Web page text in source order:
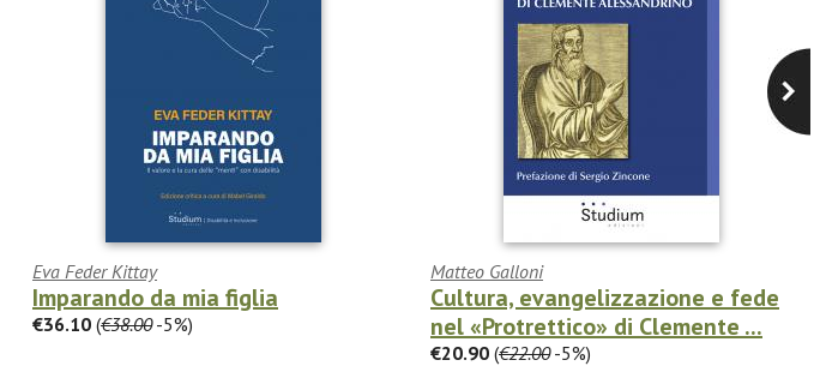
Eva Feder Kittay
Imparando da mia figlia
€36.10 (€38.00-5%)
Matteo Galloni
Cultura, evangelizzazione e fede
nel «Protrettico» di Clemente ...
€20.90 (€22.00-5%)